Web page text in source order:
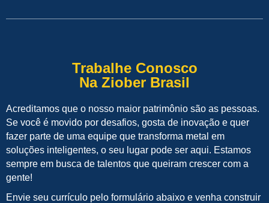
Trabalhe Conosco
Na Ziober Brasil
Acreditamos que o nosso maior patrimônio são as pessoas.
Se você é movido por desafios, gosta de inovação e quer
fazer parte de uma equipe que transforma metal em
soluções inteligentes, o seu lugar pode ser aqui. Estamos
sempre em busca de talentos que queiram crescer com a
gente!
Envie seu currículo pelo formulário abaixo e venha construir